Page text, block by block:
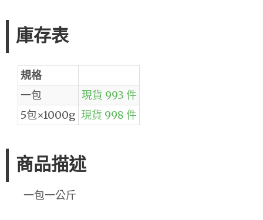
庫存表
規格
一包
現貨 993 件
5包×1000g 現貨 998 件
商品描述
一包一公斤